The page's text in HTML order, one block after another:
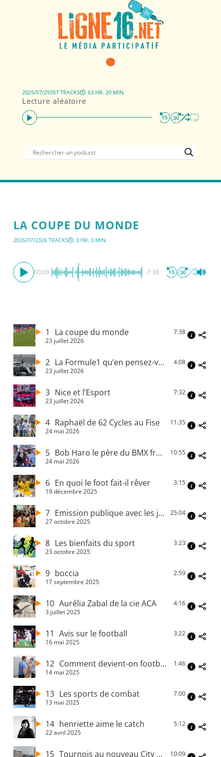
Lecture aléatoire
2025/07/29357 TRACKS 63 HR. 20 MIN.
LA COUPE DU MONDE
2026/07/2326 TRACKS 3 HR. 3 MIN.
00:00 -7:38
1 La coupe du monde
23 juillet 2026
7:38
2 La Formule1 qu’en pensez-vous
23 juillet 2026
4:08
3 Nice et l’Esport
23 juillet 2026
7:32
4 Raphaël de 62 Cycles au Fise
24 mai 2026
11:35
5 Bob Haro le père du BMX freestyle
24 mai 2026
10:55
6 En quoi le foot fait-il rêver
19 décembre 2025
3:15
7 Emission publique avec les jeunes d’Epilogue
27 octobre 2025
25:04
8 Les bienfaits du sport
23 octobre 2025
3:23
9 boccia
17 septembre 2025
2:59
10 Aurélia Zabal de la cie ACA
3 juillet 2025
4:16
11 Avis sur le football
16 mai 2025
3:22
12 Comment devient-on footballer professionnel
14 mai 2025
1:46
13 Les sports de combat
13 mai 2025
7:00
14 henriette aime le catch
22 avril 2025
5:12
15 Tournois au nouveau City Stade des Liserons 10:09